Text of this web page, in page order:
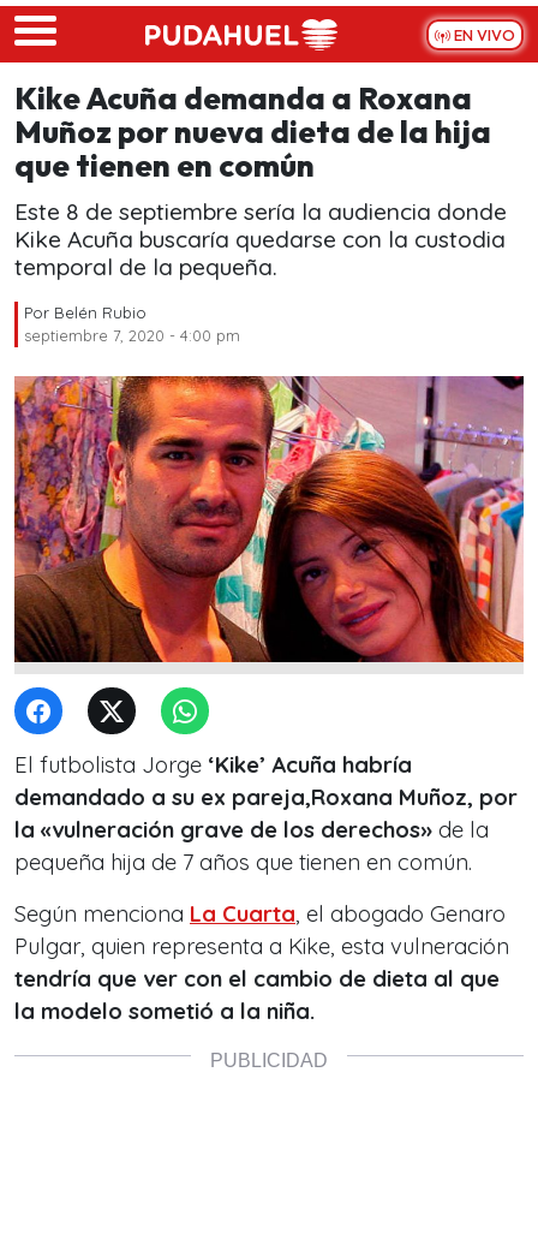
Skip to main content
EN VIVO
Kike Acuña demanda a Roxana
Muñoz por nueva dieta de la hija
que tienen en común
Este 8 de septiembre sería la audiencia donde
Kike Acuña buscaría quedarse con la custodia
temporal de la pequeña.
Por Belén Rubio
septiembre 7, 2020 - 4:00 pm
El futbolista Jorge ‘Kike’ Acuña habría
demandado a su ex pareja,Roxana Muñoz, por
la «vulneración grave de los derechos» de la
pequeña hija de 7 años que tienen en común.
Según menciona La Cuarta, el abogado Genaro
Pulgar, quien representa a Kike, esta vulneración
tendría que ver con el cambio de dieta al que
la modelo sometió a la niña.